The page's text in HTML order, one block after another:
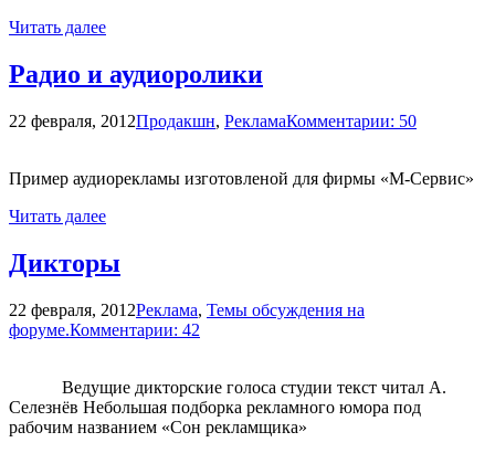
Читать далее
Радио и аудиоролики
22 февраля, 2012Продакшн, РекламаКомментарии: 50
Пример аудиорекламы изготовленой для фирмы «М-Сервис»
Читать далее
Дикторы
22 февраля, 2012Реклама, Темы обсуждения на
форуме.Комментарии: 42
Ведущие дикторские голоса студии текст читал А.
Селезнёв Небольшая подборка рекламного юмора под
рабочим названием «Сон рекламщика»